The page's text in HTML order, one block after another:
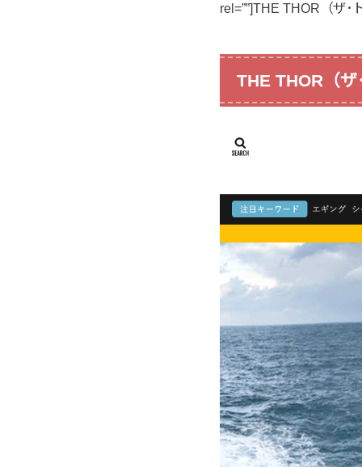
rel=””]THE THOR（ザ
THE THOR（